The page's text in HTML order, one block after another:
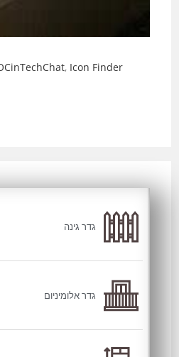
, Icon Finder
גדר גינה
גדר אלומיניום